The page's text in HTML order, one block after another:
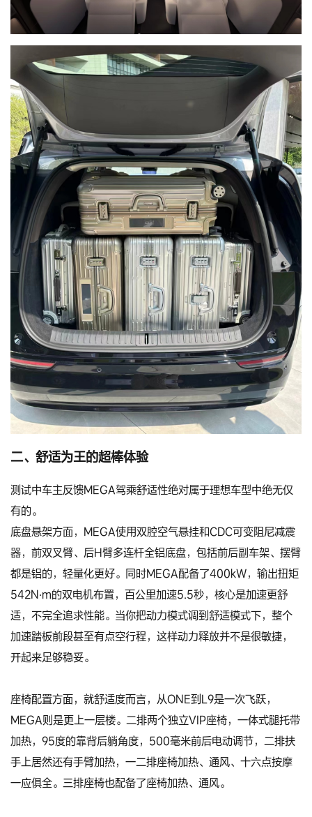
二、舒适为王的超棒体验
测试中车主反馈MEGA驾乘舒适性绝对属于理想车型中绝无仅
有的。
底盘悬架方面，MEGA使用双腔空气悬挂和CDC可变阻尼减震
器，前双叉臂、后H臂多连杆全铝底盘，包括前后副车架、摆臂
都是铝的，轻量化更好。同时MEGA配备了400kW，输出扭矩
542N·m的双电机布置，百公里加速5.5秒，核心是加速更舒
适，不完全追求性能。当你把动力模式调到舒适模式下，整个
加速踏板前段甚至有点空行程，这样动力释放并不是很敏捷，
开起来足够稳妥。
座椅配置方面，就舒适度而言，从ONE到L9是一次飞跃，
MEGA则是更上一层楼。二排两个独立VIP座椅，一体式腿托带
加热，95度的靠背后躺角度，500毫米前后电动调节，二排扶
手上居然还有手臂加热，一二排座椅加热、通风、十六点按摩
一应俱全。三排座椅也配备了座椅加热、通风。